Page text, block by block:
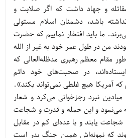
و جهاد داشت که اگر صلابت و
باشد، دشمنان اسلام مستولی
ما باید افتخار نماییم که حضرت
من در طول عمر خود به غیر از الله
مقام معظم رهبری مدظله‌العالی که
در صحبت‌های خود دائم
آمریکا هیچ غلطی نمی‌تواند بکند».
میادین نبرد رجزخوانی می‌کرد و شعار
و این حمله و قدرت و شجاعت
یابند و با عده‌ای کم در مقابل
که نمونه‌اش همین جنگ بدر است